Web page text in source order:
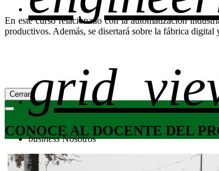
business Nosotros
En este curso relacionado con la automatización
productivos. Además, se disertará sobre la fábrica
Cerrar
CONOCE AL DOCENTE DEL